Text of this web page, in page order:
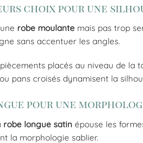
choix pour une
robe moulante mais pas trop
sans accentuer les angles.
placés au niveau de la
pans croisés dynamisent la
pour une
robe longue satin épouse les
la morphologie sablier.